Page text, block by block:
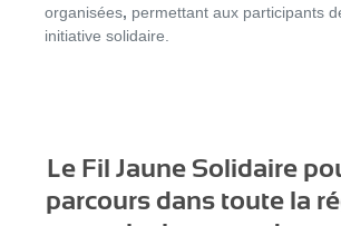
organisées, permettant aux participants
initiative solidaire.
Le Fil Jaune Solidaire
parcours dans toute la